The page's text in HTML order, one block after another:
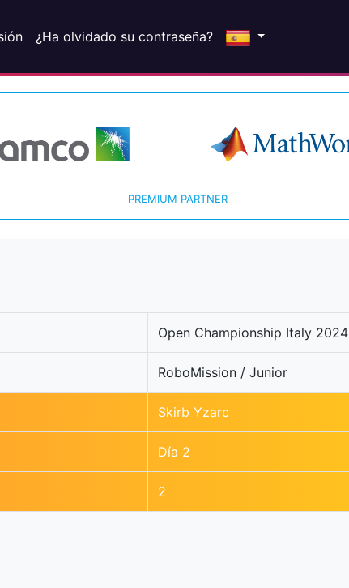
¿Ha olvidado su contraseña?
PREMIUM PARTNER
Open Championship Italy 2024
RoboMission / Junior
Skirb Yzarc
Día 2
2